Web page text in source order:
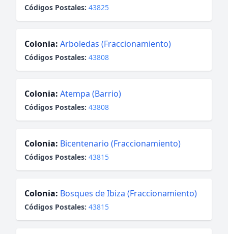
Códigos Postales: 43825
Colonia: Arboledas (Fraccionamiento)
Códigos Postales: 43808
Colonia: Atempa (Barrio)
Códigos Postales: 43808
Colonia: Bicentenario (Fraccionamiento)
Códigos Postales: 43815
Colonia: Bosques de Ibiza (Fraccionamiento)
Códigos Postales: 43815